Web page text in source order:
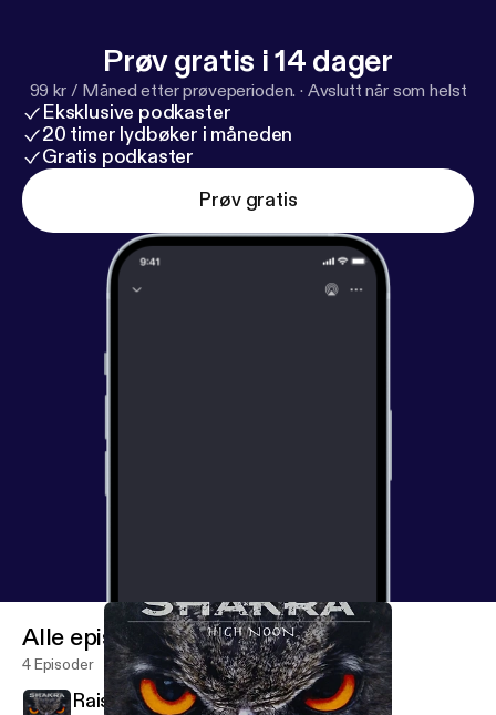
Prøv gratis i 14 dager
99 kr / Måned etter prøveperioden. · Avslutt når som helst
Eksklusive podkaster
20 timer lydbøker i måneden
Gratis podkaster
Prøv gratis
Alle episoder
4 Episoder
Raise Your Hands